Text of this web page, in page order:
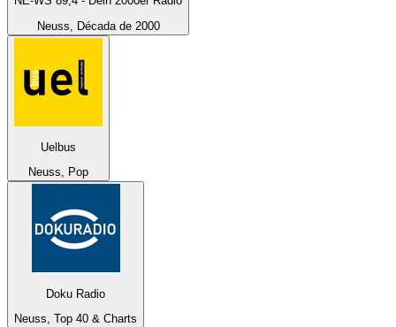
Neuss, Década de 2000
Uelbus
Neuss, Pop
Doku Radio
Neuss, Top 40 & Charts